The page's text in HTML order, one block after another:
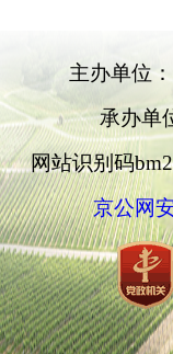
主办单位
承办单
网站识别码
京公网